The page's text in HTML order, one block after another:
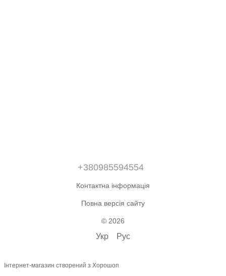
+380985594554
Контактна інформація
Повна версія сайту
© 2026
Укр Рус
Інтернет-магазин створений з Хорошоп